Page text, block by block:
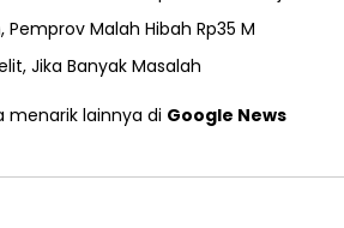
Pemprov Malah Hibah Rp35 M
Jika Banyak Masalah
menarik lainnya di Google News